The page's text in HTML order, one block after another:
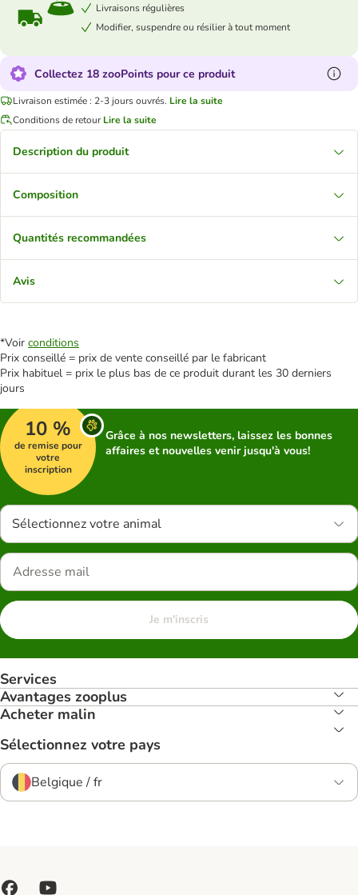
Livraisons régulières
Modifier, suspendre ou résilier à tout moment
Collectez 18 zooPoints pour ce produit
Livraison estimée : 2-3 jours ouvrés. Lire la suite
Conditions de retour Lire la suite
Description du produit
Composition
Quantités recommandées
Avis
*Voir conditions
Prix conseillé = prix de vente conseillé par le fabricant
Prix habituel = prix le plus bas de ce produit durant les 30 derniers
jours
10 %
de remise pour
votre
inscription
Grâce à nos newsletters, laissez les bonnes
affaires et nouvelles venir jusqu'à vous!
Sélectionnez votre animal
Je m'inscris
Services
Avantages zooplus
Acheter malin
Sélectionnez votre pays
Belgique / fr